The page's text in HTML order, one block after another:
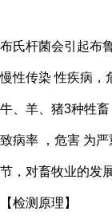
布氏杆菌会引起布
慢性传染 性疾病，
牛、羊、猪3种牲
致病率 ，危害 为
节，对畜牧业的发
【检测原理】